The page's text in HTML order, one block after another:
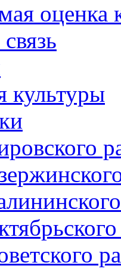
оценка
культуры